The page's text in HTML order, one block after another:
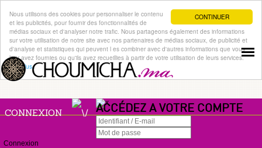
CONTINUER
Nous utilisons des cookies pour personnaliser le contenu
et les publicités, pour fournir des fonctionnalités de
médias sociaux et d'analyser notre trafic. Nous partageons également des informations
sur votre utilisation de notre site avec nos partenaires de médias sociaux, de publicité et
d'analyse et statistiques qui peuvent l es combiner avec d'autres informations que vous
leur avez fournies ou qu'ils avez recueillies à partir de votre utilisation de leurs services.
Lire plus
CONNEXION ACCÉDEZ A VOTRE COMPTE
Connexion